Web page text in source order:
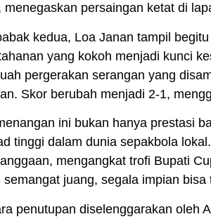
menegaskan persaingan ketat di
kedua, Loa Janan tampil
yang kokoh menjadi kunci
pergerakan serangan yang
Skor berubah menjadi 2-1,
ini bukan hanya prestasi
tinggi dalam dunia sepakbola
mengangkat trofi Bupati
semangat juang, segala impian bisa
penutupan diselenggarakan oleh